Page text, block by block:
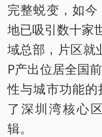
完整蜕变，如
地已吸引数十家
域总部，片区就
P产出位居全国
性与城市功能
了深圳湾核心
辑。